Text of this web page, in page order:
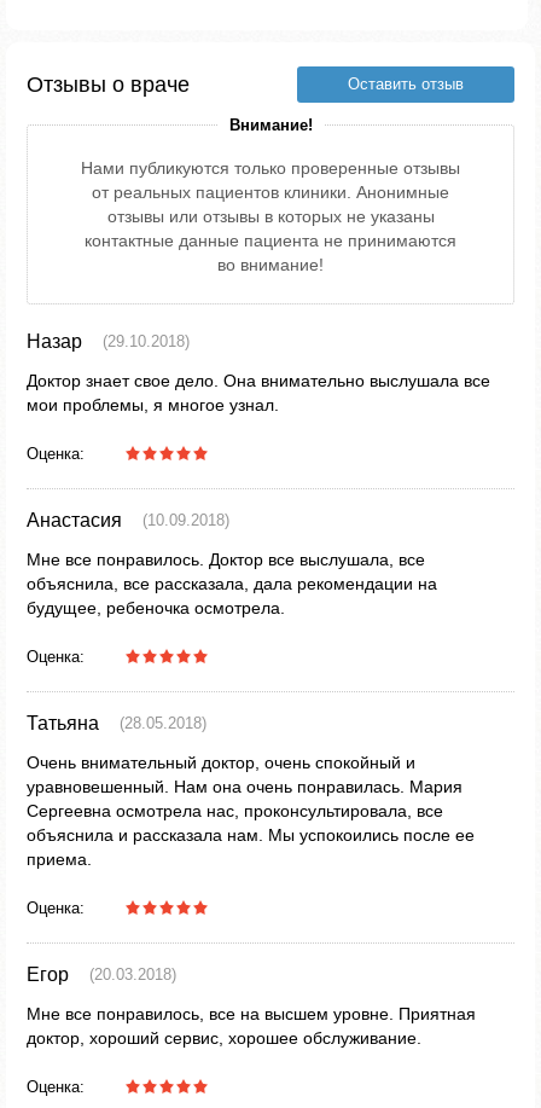
Отзывы о враче Оставить отзыв
Внимание!
Нами публикуются только проверенные отзывы
от реальных пациентов клиники. Анонимные
отзывы или отзывы в которых не указаны
контактные данные пациента не принимаются
во внимание!
Назар (29.10.2018)
Доктор знает свое дело. Она внимательно выслушала все
мои проблемы, я многое узнал.
Оценка:
Анастасия (10.09.2018)
Мне все понравилось. Доктор все выслушала, все
объяснила, все рассказала, дала рекомендации на
будущее, ребеночка осмотрела.
Оценка:
Татьяна (28.05.2018)
Очень внимательный доктор, очень спокойный и
уравновешенный. Нам она очень понравилась. Мария
Сергеевна осмотрела нас, проконсультировала, все
объяснила и рассказала нам. Мы успокоились после ее
приема.
Оценка:
Егор (20.03.2018)
Мне все понравилось, все на высшем уровне. Приятная
доктор, хороший сервис, хорошее обслуживание.
Оценка: